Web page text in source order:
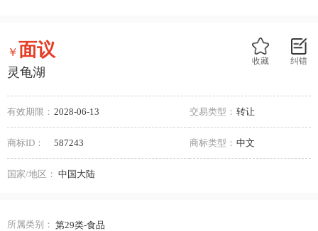
纠错
收藏
￥面议
灵龟湖
有效期限： 2028-06-13 交易类型： 转让
商标ID： 587243 商标类型： 中文
国家/地区： 中国大陆
所属类别： 第29类-食品